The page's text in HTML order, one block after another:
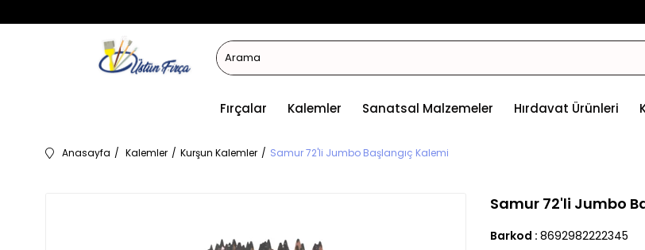
Fırçalar Kalemler Sanatsal Malzemeler Hırdavat Ürünleri
Anasayfa Kalemler Kurşun Kalemler Samur 72'li Jumbo Başlangıç Kalemi
Samur 72'li Jumbo
Barkod : 8692982222345